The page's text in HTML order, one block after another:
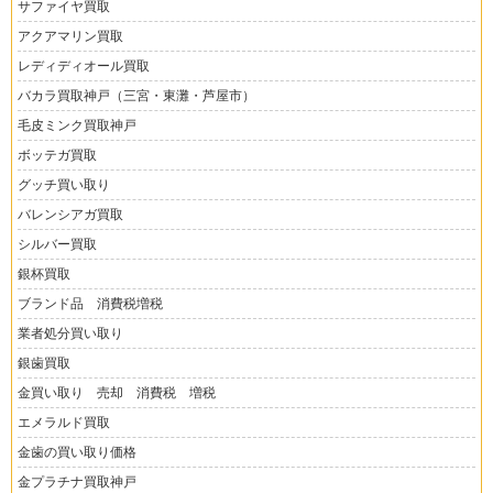
サファイヤ買取
アクアマリン買取
レディディオール買取
バカラ買取神戸（三宮・東灘・芦屋市）
毛皮ミンク買取神戸
ボッテガ買取
グッチ買い取り
バレンシアガ買取
シルバー買取
銀杯買取
ブランド品 消費税増税
業者処分買い取り
銀歯買取
金買い取り 売却 消費税 増税
エメラルド買取
金歯の買い取り価格
金プラチナ買取神戸